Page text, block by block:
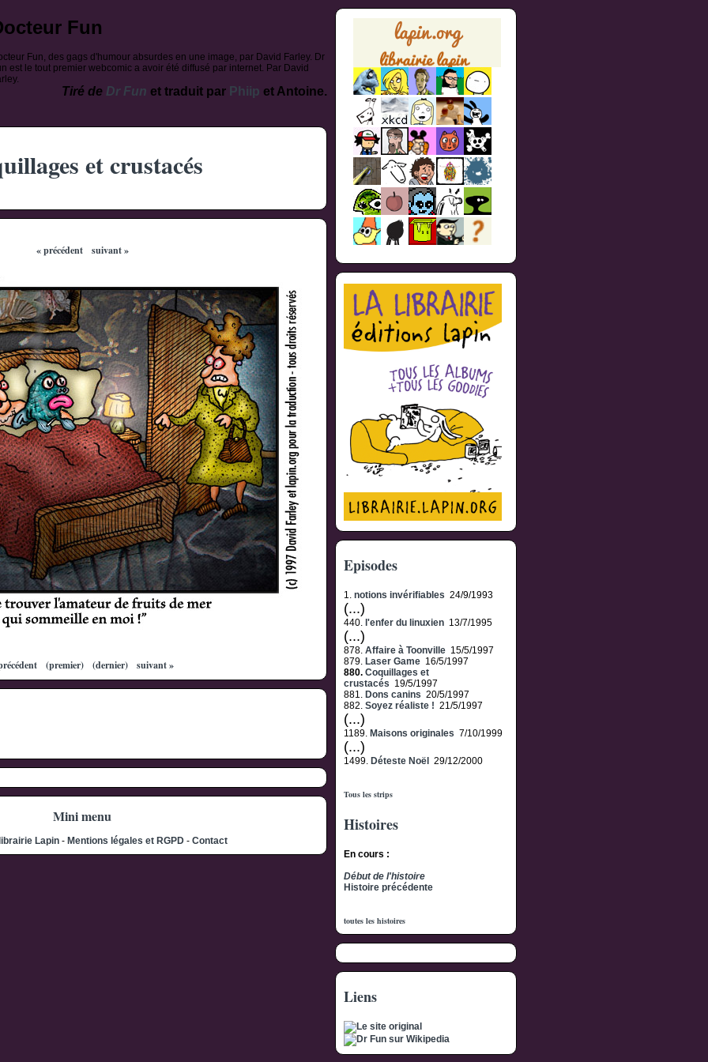
Fun
Fun, des gags d'humour absurdes en une image, par David Farley. Dr
est le tout premier webcomic a avoir été diffusé par internet. Par David
Tiré de Dr Fun et traduit par Phiip et Antoine.
et crustacés
« précédent suivant »
(premier) (dernier) suivant »
Mini menu
Lapin - Mentions légales et RGPD - Contact
Episodes
1. notions invérifiables 24/9/1993
(...)
440. l'enfer du linuxien 13/7/1995
(...)
878. Affaire à Toonville 15/5/1997
879. Laser Game 16/5/1997
880. Coquillages et
crustacés 19/5/1997
881. Dons canins 20/5/1997
882. Soyez réaliste ! 21/5/1997
(...)
1189. Maisons originales 7/10/1999
(...)
1499. Déteste Noël 29/12/2000
Tous les strips
Histoires
En cours :
Début de l'histoire
Histoire précédente
toutes les histoires
Liens